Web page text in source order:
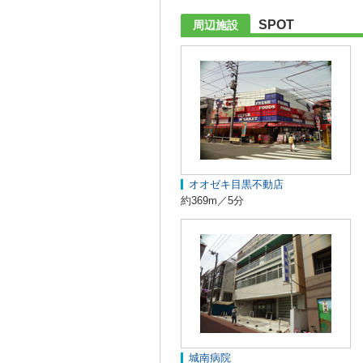
周辺施設 SPOT
オオゼキ目黒不動店
約369m／5分
城南病院